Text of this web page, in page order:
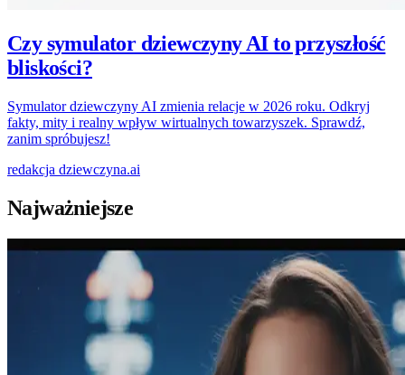
Czy symulator dziewczyny AI to przyszłość
bliskości?
Symulator dziewczyny AI zmienia relacje w 2026 roku. Odkryj
fakty, mity i realny wpływ wirtualnych towarzyszek. Sprawdź,
zanim spróbujesz!
redakcja dziewczyna.ai
Najważniejsze